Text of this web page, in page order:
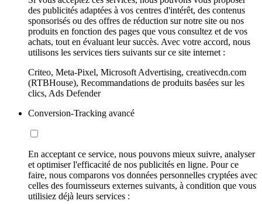
des publicités adaptées à vos centres d'intérêt, des contenus
sponsorisés ou des offres de réduction sur notre site ou nos
produits en fonction des pages que vous consultez et de vos
achats, tout en évaluant leur succès. Avec votre accord, nous
utilisons les services tiers suivants sur ce site internet :
Criteo, Meta-Pixel, Microsoft Advertising, creativecdn.com
(RTBHouse), Recommandations de produits basées sur les
clics, Ads Defender
Conversion-Tracking avancé
En acceptant ce service, nous pouvons mieux suivre, analyser
et optimiser l'efficacité de nos publicités en ligne. Pour ce
faire, nous comparons vos données personnelles cryptées avec
celles des fournisseurs externes suivants, à condition que vous
utilisiez déjà leurs services :